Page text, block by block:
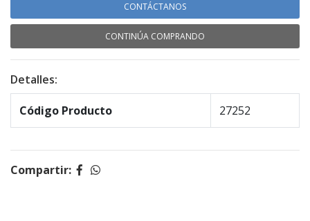
CONTÁCTANOS
CONTINÚA COMPRANDO
Detalles:
Código Producto 27252
Compartir: